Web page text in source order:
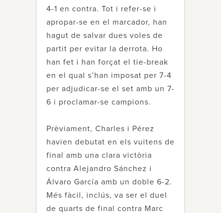
4-1 en contra. Tot i refer-se i
apropar-se en el marcador, han
hagut de salvar dues voles de
partit per evitar la derrota. Ho
han fet i han forçat el tie-break
en el qual s’han imposat per 7-4
per adjudicar-se el set amb un 7-
6 i proclamar-se campions.
Prèviament, Charles i Pérez
havien debutat en els vuitens de
final amb una clara victòria
contra Alejandro Sánchez i
Álvaro García amb un doble 6-2.
Més fàcil, inclús, va ser el duel
de quarts de final contra Marc